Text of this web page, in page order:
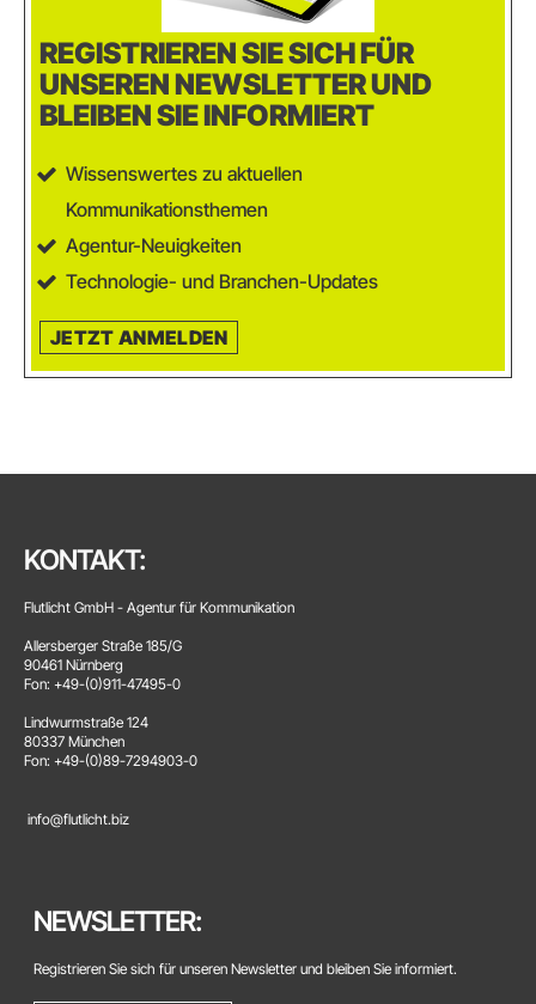
REGISTRIEREN SIE SICH FÜR
UNSEREN NEWSLETTER UND
BLEIBEN SIE INFORMIERT
Wissenswertes zu aktuellen
Kommunikationsthemen
Agentur-Neuigkeiten
Technologie- und Branchen-Updates
JETZT ANMELDEN
KONTAKT:
Flutlicht GmbH - Agentur für Kommunikation
Allersberger Straße 185/G
90461 Nürnberg
Fon: +49-(0)911-47495-0
Lindwurmstraße 124
80337 München
Fon: +49-(0)89-7294903-0
info@flutlicht.biz
NEWSLETTER:
Registrieren Sie sich für unseren Newsletter und bleiben Sie informiert.